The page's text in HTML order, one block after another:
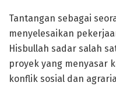
Tantangan sebagai
menyelesaikan
Hisbullah sadar salah
proyek yang menyasar
konflik sosial dan